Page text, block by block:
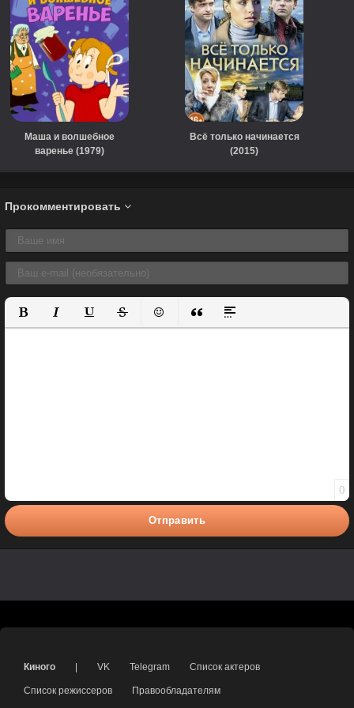
Маша и волшебное
варенье (1979)
Всё только начинается
(2015)
Прокомментировать
Полужирный
КурсивПодчеркнутый
ЗачеркнутыйВставить смайлик
Вставка цитаты
Вставка спойлера
0
Отправить
Киного VK Telegram Список актеров
Список режиссеров Правообладателям